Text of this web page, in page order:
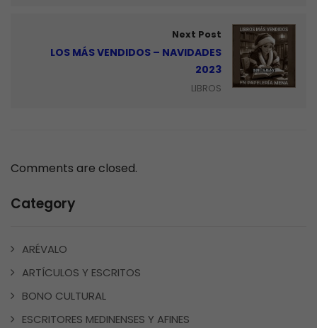
Next Post
LOS MÁS VENDIDOS – NAVIDADES
2023
LIBROS
Comments are closed.
Category
ARÉVALO
ARTÍCULOS Y ESCRITOS
BONO CULTURAL
ESCRITORES MEDINENSES Y AFINES